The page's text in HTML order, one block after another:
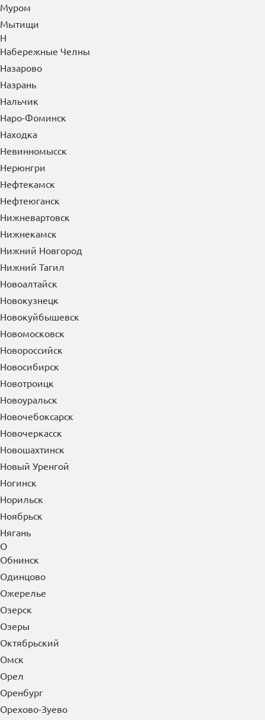
Муром
Мытищи
Н
Набережные Челны
Назарово
Назрань
Нальчик
Наро-Фоминск
Находка
Невинномысск
Нерюнгри
Нефтекамск
Нефтеюганск
Нижневартовск
Нижнекамск
Нижний Новгород
Нижний Тагил
Новоалтайск
Новокузнецк
Новокуйбышевск
Новомосковск
Новороссийск
Новосибирск
Новотроицк
Новоуральск
Новочебоксарск
Новочеркасск
Новошахтинск
Новый Уренгой
Ногинск
Норильск
Ноябрьск
Нягань
О
Обнинск
Одинцово
Ожерелье
Озерск
Озеры
Октябрьский
Омск
Орел
Оренбург
Орехово-Зуево